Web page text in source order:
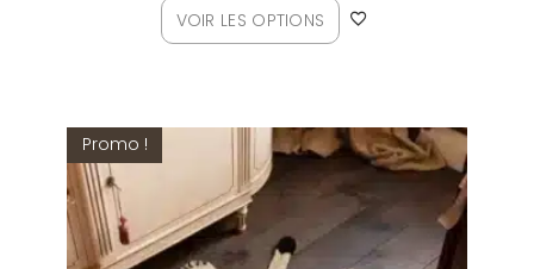
VOIR LES OPTIONS
Promo !